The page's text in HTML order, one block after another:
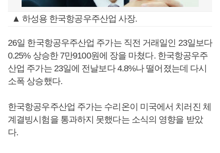
▲ 하성용 한국항공우주산업 사장.
26일 한국항공우주산업 주가는 직전 거래일인 23일보다
0.25% 상승한 7만9100원에 장을 마쳤다. 한국항공우주
산업 주가는 23일에 전날보다 4.8%나 떨어졌는데 다시
소폭 상승했다.
한국항공우주산업 주가는 수리온이 미국에서 치러진 체
계결빙시험을 통과하지 못했다는 소식의 영향을 받았
다.